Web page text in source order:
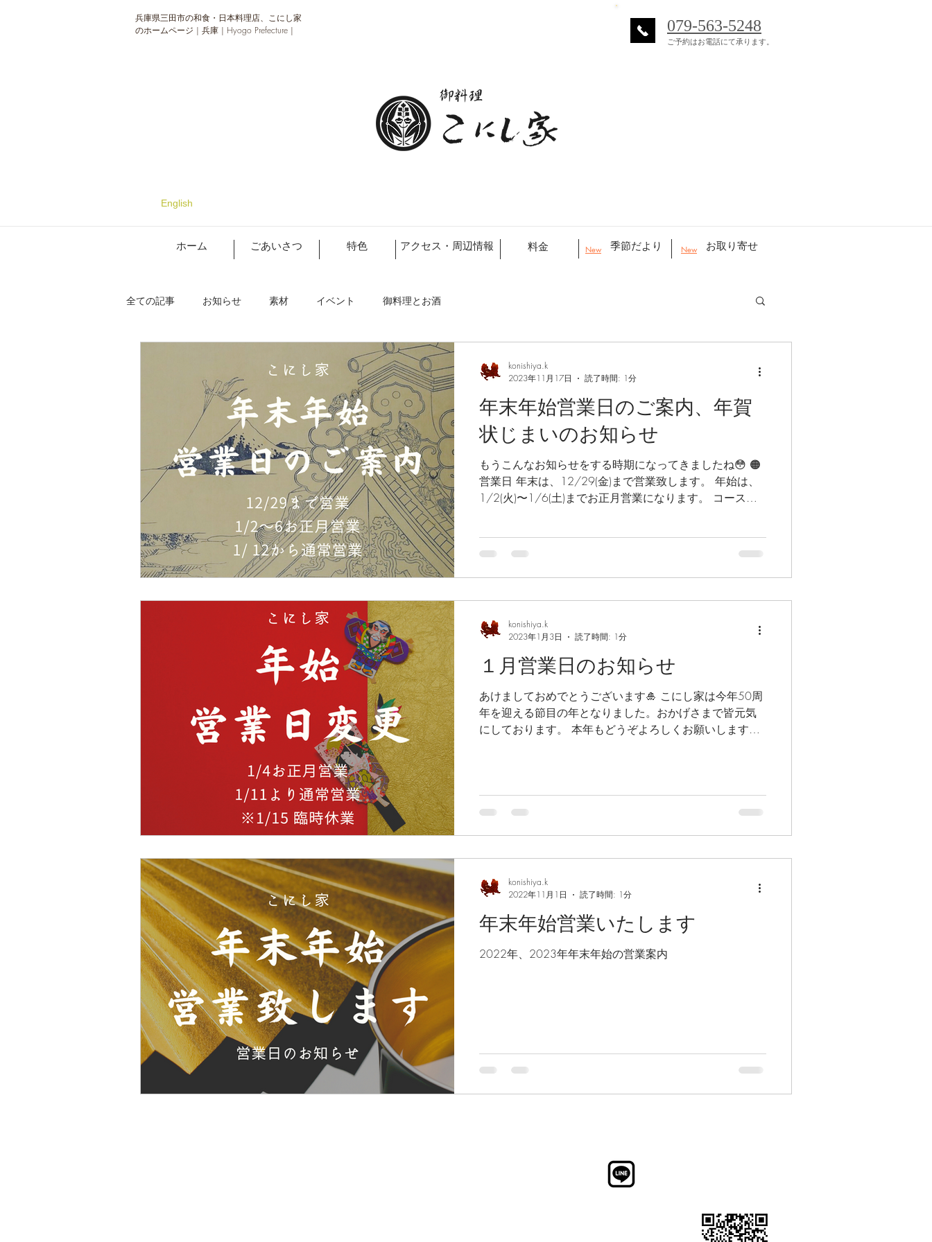
兵庫県三田市の和食・日本料理店、こにし家
のホームページ | 兵庫 | Hyogo Prefecture |
079-563-5248
ご予約はお電話にて承ります。
English
ホーム ごあいさつ 特色 アクセス・周辺情報 料金 季節だより
New New お取り寄せ
全ての記事 お知らせ 素材 イベント 御料理とお酒
年末年始営業日のご案内、年賀
状じまいのお知らせ
もうこんなお知らせをする時期になってきましたね😳 🟠
営業日 年末は、12/29(金)まで営業致します。 年始は、
1/2(火)〜1/6(土)までお正月営業になります。 コースは
konishiya.k
2023年11月17日
読了時間: 1分
１月営業日のお知らせ
あけましておめでとうございます🎍 こにし家は今年50周
年を迎える節目の年となりました。おかげさまで皆元気
にしております。 本年もどうぞよろしくお願いします☺️
konishiya.k
2023年1月3日
読了時間: 1分
年末年始営業いたします
2022年、2023年年末年始の営業案内
konishiya.k
2022年11月1日
読了時間: 1分